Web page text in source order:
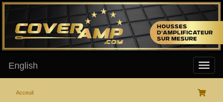
English
Acceuil